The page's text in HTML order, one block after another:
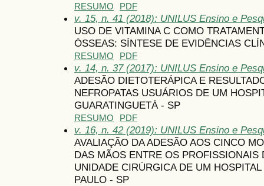
RESUMO PDF
v. 15, n. 41 (2018): UNILUS Ensino e
USO DE VITAMINA C COMO
ÓSSEAS: SÍNTESE DE EVIDÊNCIAS
RESUMO PDF
v. 14, n. 37 (2017): UNILUS Ensino e
ADESÃO DIETOTERÁPICA E
NEFROPATAS USUÁRIOS DE UM
GUARATINGUETÁ - SP
RESUMO PDF
v. 16, n. 42 (2019): UNILUS Ensino e
AVALIAÇÃO DA ADESÃO AOS CINCO
DAS MÃOS ENTRE OS PROFISSIONAIS
UNIDADE CIRÚRGICA DE UM
PAULO - SP